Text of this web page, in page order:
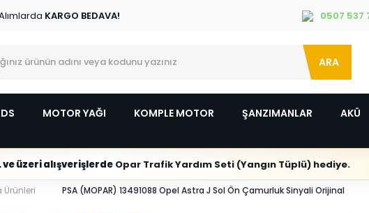
KARGO BEDAVA! 0507 537
ARA
DS MOTOR YAĞI KOMPLE MOTOR ŞANZIMANLAR AKÜ
ve üzeri alışverişlerdeOpar Trafik Yardım Seti (Yangın Tüplü) hediye.
Ürünleri PSA (MOPAR) 13491088 Opel Astra J Sol Ön Çamurluk Sinyali Orijinal